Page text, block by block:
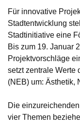
Für innovative
Stadtentwicklung
Stadtinitiative eine
Bis zum 19. Januar
Projektvorschläge
setzt zentrale Werte
(NEB) um: Ästhetik,
Die
vier Themen